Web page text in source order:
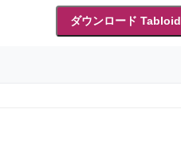
ダウンロード Tabloid